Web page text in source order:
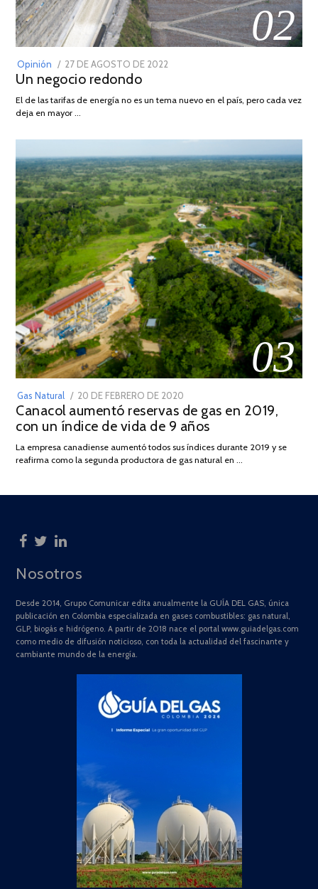
02
Opinión
POSTED
ON
27 DE AGOSTO DE 2022
DE
Un negocio redondo
El de las tarifas de energía no es un tema nuevo en el país, pero cada vez
deja en mayor …
03
Gas Natural
POSTED
ON
20 DE FEBRERO DE 2020
DE
JULIO
2025
Canacol aumentó reservas de gas en 2019,
con un índice de vida de 9 años
La empresa canadiense aumentó todos sus índices durante 2019 y se
reafirma como la segunda productora de gas natural en …
Nosotros
Desde 2014, Grupo Comunicar edita anualmente la GUÍA DEL GAS, única
publicación en Colombia especializada en gases combustibles: gas natural,
GLP, biogás e hidrógeno. A partir de 2018 nace el portal www.guiadelgas.com
como medio de difusión noticioso, con toda la actualidad del fascinante y
cambiante mundo de la energía.